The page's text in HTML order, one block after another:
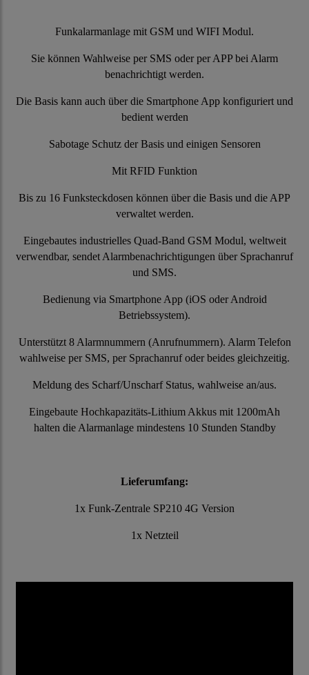
Funkalarmanlage mit GSM und WIFI Modul.
Sie können Wahlweise per SMS oder per APP bei Alarm
benachrichtigt werden.
Die Basis kann auch über die Smartphone App konfiguriert und
bedient werden
Sabotage Schutz der Basis und einigen Sensoren
Mit RFID Funktion
Bis zu 16 Funksteckdosen können über die Basis und die APP
verwaltet werden.
Eingebautes industrielles Quad-Band GSM Modul, weltweit
verwendbar, sendet Alarmbenachrichtigungen über Sprachanruf
und SMS.
Bedienung via Smartphone App (iOS oder Android
Betriebssystem).
Unterstützt 8 Alarmnummern (Anrufnummern). Alarm Telefon
wahlweise per SMS, per Sprachanruf oder beides gleichzeitig.
Meldung des Scharf/Unscharf Status, wahlweise an/aus.
Eingebaute Hochkapazitäts-Lithium Akkus mit 1200mAh
halten die Alarmanlage mindestens 10 Stunden Standby
Lieferumfang:
1x Funk-Zentrale SP210 4G Version
1x Netzteil